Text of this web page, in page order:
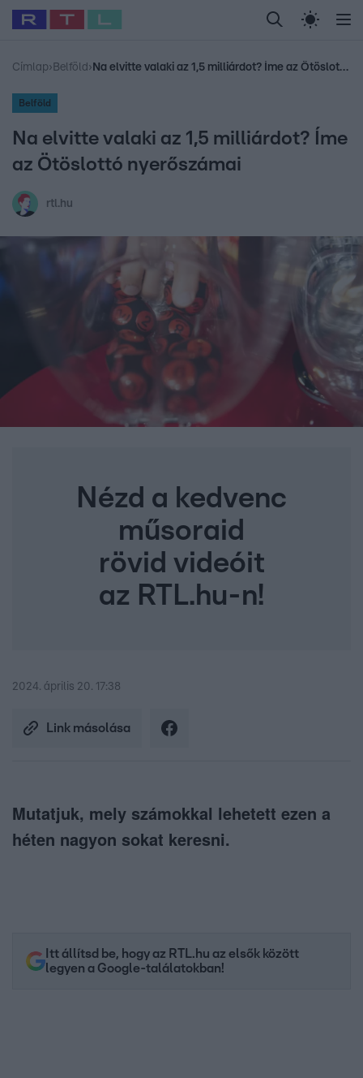
Legfrissebb RTL Híradó Randi Celeb vagyok,
Babits Marcella Most Wanted Gallusz
Címlap› Belföld › Na elvitte valaki az 1,5 milliárdot? Íme az Ötöslottó nyerőszámai
Belföld
Na elvitte valaki az 1,5 milliárdot? Íme
az Ötöslottó nyerőszámai
rtl.hu
Nézd a kedvenc
műsoraid
rövid videóit
az RTL.hu-n!
2024. április 20. 17:38
Link másolása
Mutatjuk, mely számokkal lehetett ezen a
héten nagyon sokat keresni.
Itt állítsd be, hogy az RTL.hu az elsők között
legyen a Google-találatokban!